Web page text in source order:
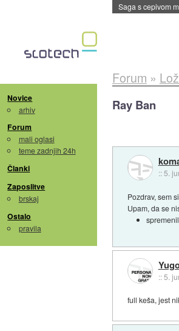
BMW v vozilih
Novice
arhiv
Forum
mali oglasi
teme zadnjih 24h
Članki
Zaposlitve
brskaj
Ostalo
pravila
Forum »
Ray Ban
:: 5.
Pozdrav, sem
Upam, da se
::5.
full keša, jest